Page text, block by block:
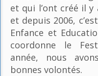
et qui l’ont créé il y
et depuis 2006,
Enfance et
coordonne le
année, nous
bonnes volontés.